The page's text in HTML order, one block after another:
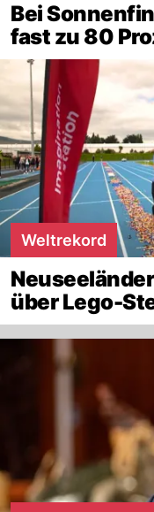
Bei
fast zu 80
Weltrekord
über Lego-